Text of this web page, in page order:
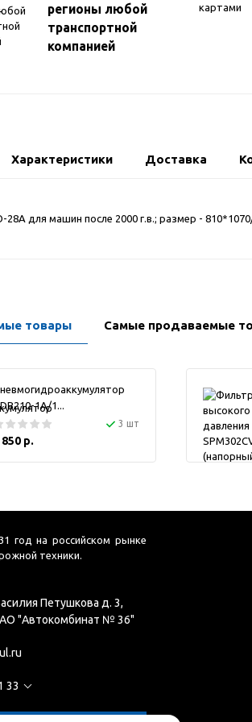
регионы любой
транспортной
компанией
Характеристики Доставка
для машин после 2000 г.в.; размер -
товары Самые продаваемые
1A/1...
3 шт
850 р.
год на российском рынке
техники.
Петушкова д. 3,
"Автокомбинат № 36"
33